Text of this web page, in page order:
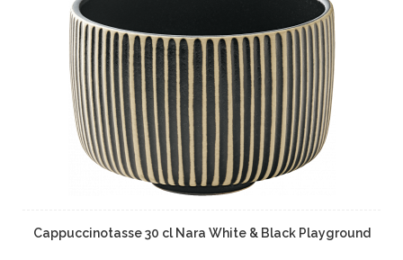
Cappuccinotasse 30 cl Nara White & Black Playground